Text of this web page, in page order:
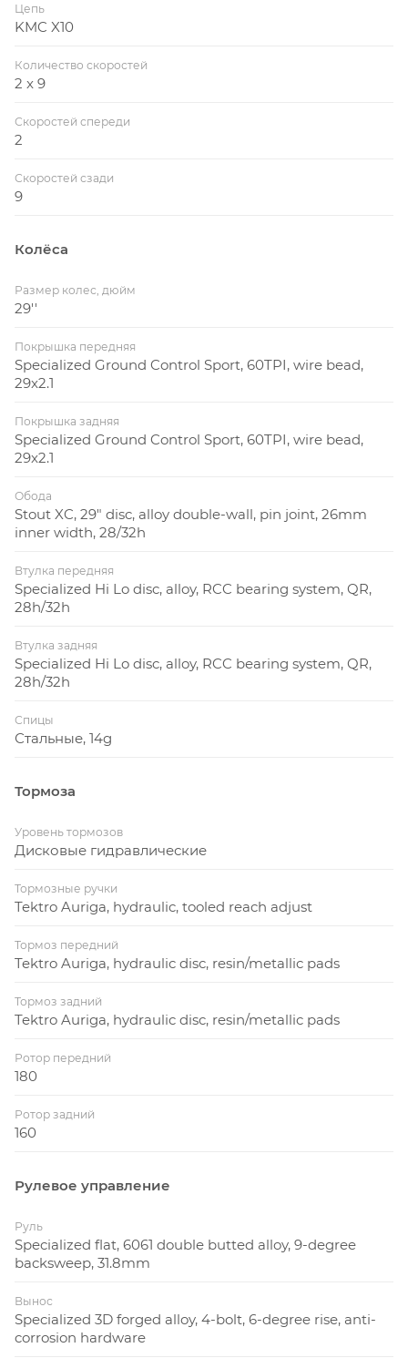
Цепь
KMC X10
Количество скоростей
2 x 9
Скоростей спереди
2
Скоростей сзади
9
Колёса
Размер колес, дюйм
29''
Покрышка передняя
Specialized Ground Control Sport, 60TPI, wire bead,
29x2.1
Покрышка задняя
Specialized Ground Control Sport, 60TPI, wire bead,
29x2.1
Обода
Stout XC, 29" disc, alloy double-wall, pin joint, 26mm
inner width, 28/32h
Втулка передняя
Specialized Hi Lo disc, alloy, RCC bearing system, QR,
28h/32h
Втулка задняя
Specialized Hi Lo disc, alloy, RCC bearing system, QR,
28h/32h
Спицы
Стальные, 14g
Тормоза
Уровень тормозов
Дисковые гидравлические
Тормозные ручки
Tektro Auriga, hydraulic, tooled reach adjust
Тормоз передний
Tektro Auriga, hydraulic disc, resin/metallic pads
Тормоз задний
Tektro Auriga, hydraulic disc, resin/metallic pads
Ротор передний
180
Ротор задний
160
Рулевое управление
Руль
Specialized flat, 6061 double butted alloy, 9-degree
backsweep, 31.8mm
Вынос
Specialized 3D forged alloy, 4-bolt, 6-degree rise, anti-
corrosion hardware